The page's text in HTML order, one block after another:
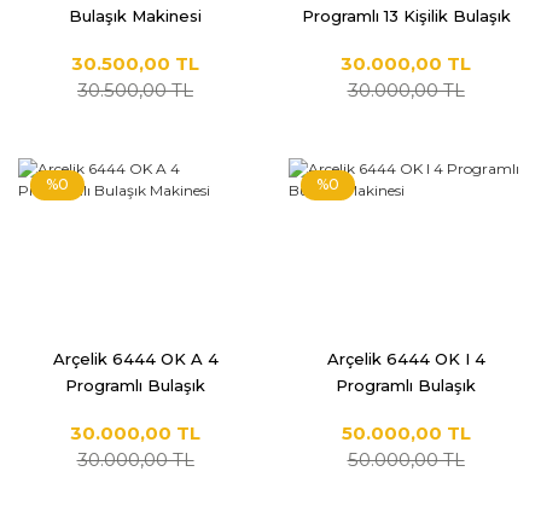
Bulaşık Makinesi
30.500,00 TL
30.500,00 TL
Programlı 13 Kişilik Bulaşık
30.000,00 TL
30.000,00 TL
%0
Arçelik 6444 OK A 4
Programlı Bulaşık
30.000,00 TL
30.000,00 TL
%0
Arçelik 6444 OK I 4
Programlı Bulaşık
50.000,00 TL
50.000,00 TL